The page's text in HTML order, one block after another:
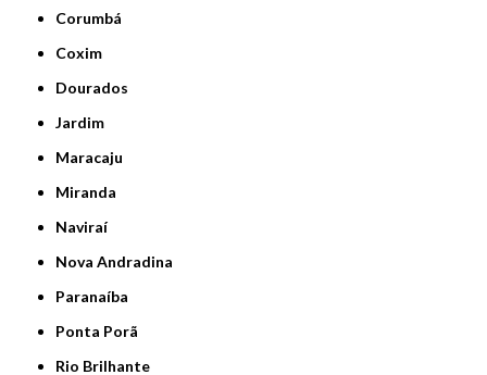
Corumbá
Coxim
Dourados
Jardim
Maracaju
Miranda
Naviraí
Nova Andradina
Paranaíba
Ponta Porã
Rio Brilhante